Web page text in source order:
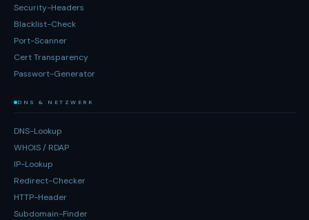
Security-Headers
Blacklist-Check
Port-Scanner
Cert Transparency
Passwort-Generator
DNS & NETZWERK
DNS-Lookup
WHOIS / RDAP
IP-Lookup
Redirect-Checker
HTTP-Header
Subdomain-Finder